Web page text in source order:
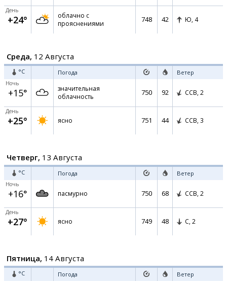
День
+24°
облачно с
прояснениями
748 42 Ю, 4
Среда, 12 Августа
°C Погода Ветер
Ночь
+15°
значительная
облачность
750 92 ССВ, 2
День
+25° ясно 751 44 ССВ, 3
Четверг, 13 Августа
°C Погода Ветер
Ночь
+16° пасмурно 750 68 ССВ, 2
День
+27° ясно 749 48 С, 2
Пятница, 14 Августа
°C Погода Ветер